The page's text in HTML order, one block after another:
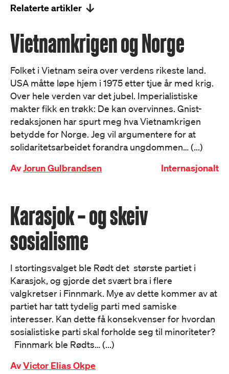
Relaterte artikler
Vietnamkrigen og Norge
Folket i Vietnam seira over verdens rikeste land.
USA måtte løpe hjem i 1975 etter tjue år med krig.
Over hele verden var det jubel. Imperialistiske
makter fikk en trøkk: De kan overvinnes. Gnist-
redaksjonen har spurt meg hva Vietnamkrigen
betydde for Norge. Jeg vil argumentere for at
solidaritetsarbeidet forandra ungdommen… (...)
AvJorun Gulbrandsen Internasjonalt
Karasjok – og skeiv
sosialisme
I stortingsvalget ble Rødt det største partiet i
Karasjok, og gjorde det svært bra i flere
valgkretser i Finnmark. Mye av dette kommer av at
partiet har tatt tydelig parti med samiske
interesser. Kan dette få konsekvenser for hvordan
sosialistiske parti skal forholde seg til minoriteter?
Finnmark ble Rødts… (...)
AvVictor Elias Okpe